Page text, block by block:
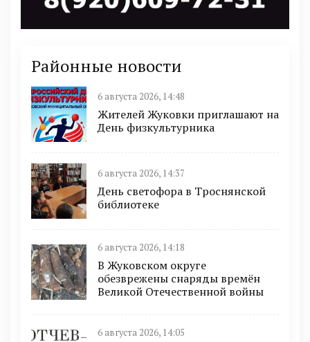
Районные новости
6 августа 2026, 14:48
Жителей Жуковки приглашают на
День физкультурника
6 августа 2026, 14:37
День светофора в Троснянской
библиотеке
6 августа 2026, 14:18
В Жуковском округе
обезврежены снаряды времён
Великой Отечественной войны
6 августа 2026, 14:05